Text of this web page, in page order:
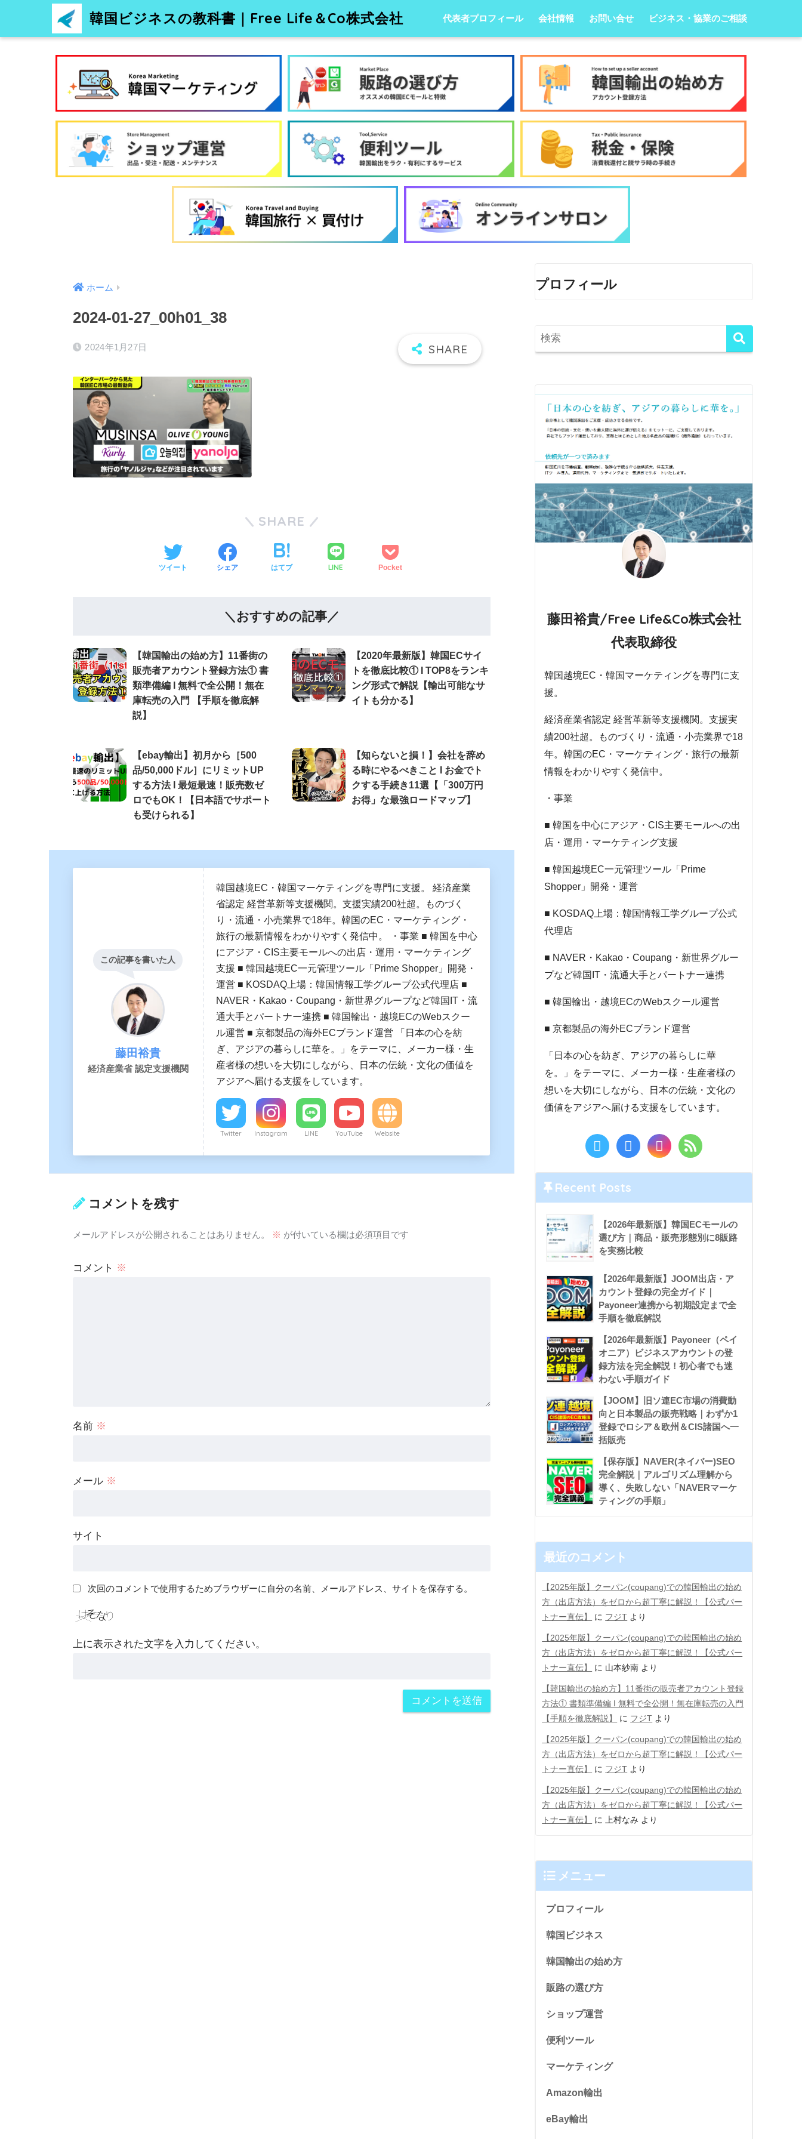
韓国ビジネスの教科書｜Free Life＆Co株式会社 代表者プロフィール 会社情報 お問い合せ ビジネス・協業のご相談
ホーム
2024-01-27_00h01_38
2024年1月27日
SHARE
ツイート シェア はてブ LINE Pocket
＼おすすめの記事／
【韓国輸出の始め方】11番街の
販売者アカウント登録方法① 書
類準備編 Ι 無料で全公開！無在
庫転売の入門 【手順を徹底解
説】
【2020年最新版】韓国ECサイ
トを徹底比較① Ι TOP8をランキ
ング形式で解説【輸出可能なサ
イトも分かる】
【ebay輸出】初月から［500
品/50,000ドル］にリミットUP
する方法 Ι 最短最速！販売数ゼ
ロでもOK！【日本語でサポート
も受けられる】
【知らないと損！】会社を辞め
る時にやるべきこと Ι お金でト
クする手続き11選【「300万円
お得」な最強ロードマップ】
この記事を書いた人
藤田裕貴
経済産業省 認定支援機関
韓国越境EC・韓国マーケティングを専門に支援。 経済産業
省認定 経営革新等支援機関。支援実績200社超。ものづく
り・流通・小売業界で18年。韓国のEC・マーケティング・
旅行の最新情報をわかりやすく発信中。 ・事業 ■ 韓国を中心
にアジア・CIS主要モールへの出店・運用・マーケティング
支援 ■ 韓国越境EC一元管理ツール「Prime Shopper」開発・
運営 ■ KOSDAQ上場：韓国情報工学グループ公式代理店 ■
NAVER・Kakao・Coupang・新世界グループなど韓国IT・流
通大手とパートナー連携 ■ 韓国輸出・越境ECのWebスクー
ル運営 ■ 京都製品の海外ECブランド運営 「日本の心を紡
ぎ、アジアの暮らしに華を。」をテーマに、メーカー様・生
産者様の想いを大切にしながら、日本の伝統・文化の価値を
アジアへ届ける支援をしています。
Twitter Instagram LINE YouTube Website
コメントを残す
メールアドレスが公開されることはありません。 ※ が付いている欄は必須項目です
コメント ※
名前 ※
メール ※
サイト
次回のコメントで使用するためブラウザーに自分の名前、メールアドレス、サイトを保存する。
上に表示された文字を入力してください。
プロフィール
藤田裕貴/Free Life&Co株式会社
代表取締役
韓国越境EC・韓国マーケティングを専門に支
援。
経済産業省認定 経営革新等支援機関。支援実
績200社超。ものづくり・流通・小売業界で18
年。韓国のEC・マーケティング・旅行の最新
情報をわかりやすく発信中。
・事業
■ 韓国を中心にアジア・CIS主要モールへの出
店・運用・マーケティング支援
■ 韓国越境EC一元管理ツール「Prime
Shopper」開発・運営
■ KOSDAQ上場：韓国情報工学グループ公式
代理店
■ NAVER・Kakao・Coupang・新世界グルー
プなど韓国IT・流通大手とパートナー連携
■ 韓国輸出・越境ECのWebスクール運営
■ 京都製品の海外ECブランド運営
「日本の心を紡ぎ、アジアの暮らしに華
を。」をテーマに、メーカー様・生産者様の
想いを大切にしながら、日本の伝統・文化の
価値をアジアへ届ける支援をしています。
Recent Posts
【2026年最新版】韓国ECモールの
選び方｜商品・販売形態別に8販路
を実務比較
【2026年最新版】JOOM出店・ア
カウント登録の完全ガイド｜
Payoneer連携から初期設定まで全
手順を徹底解説
【2026年最新版】Payoneer（ペイ
オニア）ビジネスアカウントの登
録方法を完全解説！初心者でも迷
わない手順ガイド
【JOOM】旧ソ連EC市場の消費動
向と日本製品の販売戦略｜わずか1
登録でロシア＆欧州＆CIS諸国へ一
括販売
【保存版】NAVER(ネイバー)SEO
完全解説｜アルゴリズム理解から
導く、失敗しない「NAVERマーケ
ティングの手順」
最近のコメント
【2025年版】クーパン(coupang)での韓国輸出の始め
方（出店方法）をゼロから超丁寧に解説！【公式パー
トナー直伝】
に フジT より
【2025年版】クーパン(coupang)での韓国輸出の始め
方（出店方法）をゼロから超丁寧に解説！【公式パー
トナー直伝】
に 山本紗南 より
【韓国輸出の始め方】11番街の販売者アカウント登録
方法① 書類準備編 Ι 無料で全公開！無在庫転売の入門
【手順を徹底解説】
に フジT より
【2025年版】クーパン(coupang)での韓国輸出の始め
方（出店方法）をゼロから超丁寧に解説！【公式パー
トナー直伝】
に フジT より
【2025年版】クーパン(coupang)での韓国輸出の始め
方（出店方法）をゼロから超丁寧に解説！【公式パー
トナー直伝】
に 上村なみ より
メニュー
プロフィール
韓国ビジネス
韓国輸出の始め方
販路の選び方
ショップ運営
便利ツール
マーケティング
Amazon輸出
eBay輸出